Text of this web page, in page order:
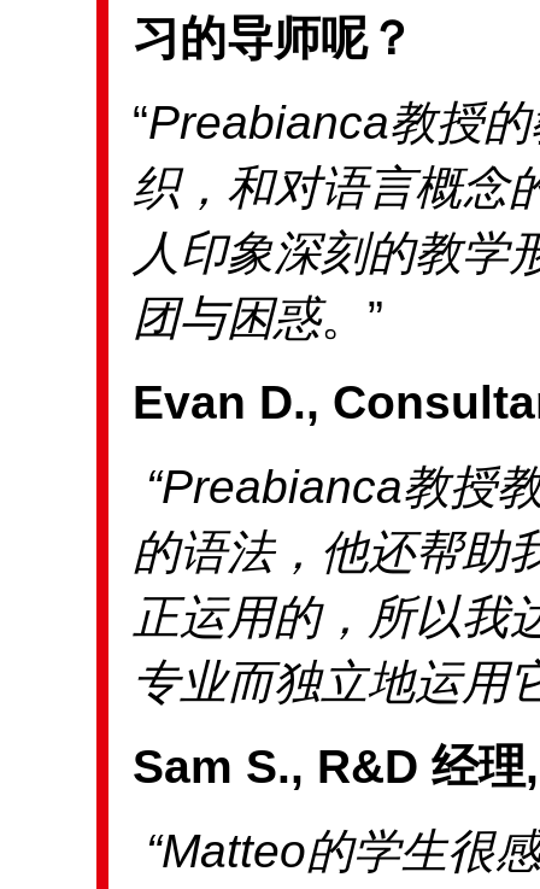
习的导师呢？
“Preabianca教授
织，和对语言概念
人印象深刻的教学
团与困惑。”
Evan D.,
“Preabianca教授
的语法，他还帮助
正运用的，所以我
专业而独立地运用
Sam S., R&D 经
“Matteo的学生很